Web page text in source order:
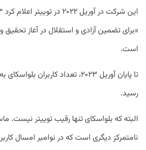
«برای تضمین آزادی و استقلال در آغاز
است.
رسید.
البته که بلواسکای تنها رقیب توییتر نیست.
نامتمرکز دیگری است که در نوامبر امسال